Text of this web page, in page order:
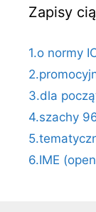
Zapisy
1.o normy
3.dla
4.szachy
6.IME